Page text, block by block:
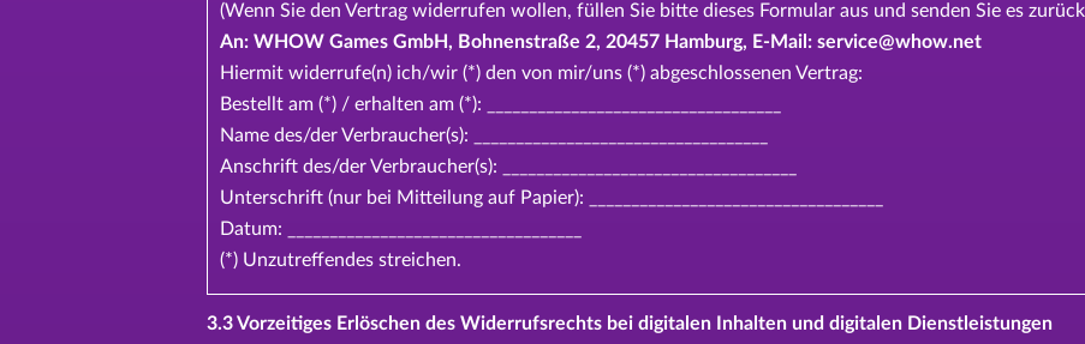
(Wenn Sie den Vertrag widerrufen wollen, füllen Sie bitte dieses Formular aus und senden Sie es
An: WHOW Games GmbH, Bohnenstraße 2, 20457 Hamburg, E-Mail: service@whow.net
Hiermit widerrufe(n) ich/wir (*) den von mir/uns (*) abgeschlossenen Vertrag:
Bestellt am (*) / erhalten am (*): ___________________________________
Name des/der Verbraucher(s): ___________________________________
Anschrift des/der Verbraucher(s): ___________________________________
Unterschrift (nur bei Mitteilung auf Papier): ___________________________________
Datum: ___________________________________
(*) Unzutreffendes streichen.
3.3 Vorzeitiges Erlöschen des Widerrufsrechts bei digitalen Inhalten und digitalen Dienstleistungen